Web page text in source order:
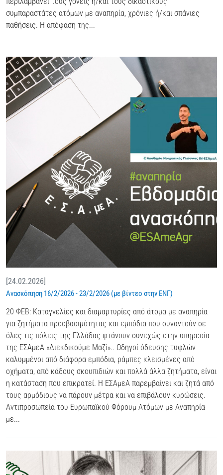
συμπαραστάτες ατόμων με αναπηρία, χρόνιες ή/και σπάνιες
παθήσεις. Η απόφαση της...
[24.02.2026]
Ανασκόπηση 16/2/2026 - 23/2/2026 (με βίντεο στην ΕΝΓ)
20 ΦΕΒ: Καταγγελίες και διαμαρτυρίες από άτομα με αναπηρία
για ζητήματα προσβασιμότητας και εμπόδια που συναντούν σε
όλες τις πόλεις της Ελλάδας φτάνουν συνεχώς στην υπηρεσία
της ΕΣΑμεΑ «Διεκδικούμε Μαζί».. Οδηγοί όδευσης τυφλών
καλυμμένοι από διάφορα εμπόδια, ράμπες κλεισμένες από
οχήματα, από κάδους σκουπιδιών και πολλά άλλα ζητήματα, είναι
η κατάσταση που επικρατεί. Η ΕΣΑμεΑ παρεμβαίνει και ζητά από
τους αρμόδιους να πάρουν μέτρα και να επιβάλουν κυρώσεις.
Αντιπροσωπεία του Ευρωπαϊκού Φόρουμ Ατόμων με Αναπηρία
με...